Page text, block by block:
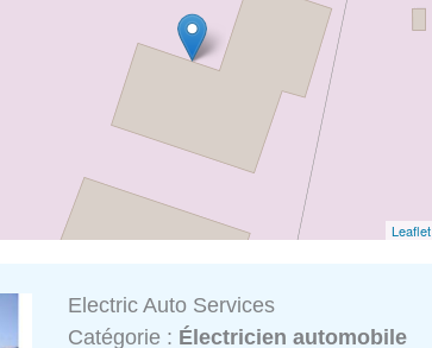
Leaflet
Electric Auto Services
Catégorie : Électricien automobile